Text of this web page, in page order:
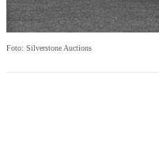
Foto: Silverstone Auctions